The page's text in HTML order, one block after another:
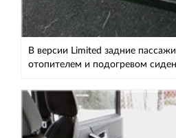
В версии Limited задние
отопителем и подогревом